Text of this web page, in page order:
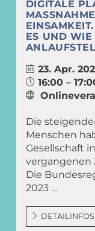
DIGITALE
INSAMKEIT.
S UND WIE
23. Apr.
16:00 –
Die
Menschen
Gesellschaft
vergangenen
Die
2023 …
DETAILINFOS